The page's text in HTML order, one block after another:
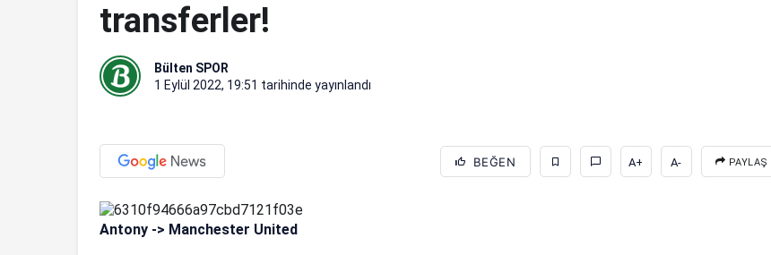
transferler!
Bülten SPOR
1 Eylül 2022, 19:51 tarihinde yayınlandı
BEĞEN A+ A- PAYLAŞ
Antony -> Manchester United